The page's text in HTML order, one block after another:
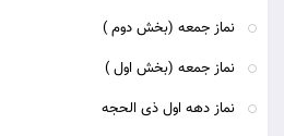
نماز جمعه (بخش دوم )
نماز جمعه (بخش اول )
نماز دهه اول ذی الحجه